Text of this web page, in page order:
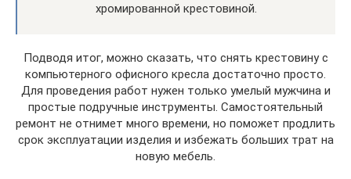
хромированной крестовиной.
Подводя итог, можно сказать, что снять крестовину с
компьютерного офисного кресла достаточно просто.
Для проведения работ нужен только умелый мужчина и
простые подручные инструменты. Самостоятельный
ремонт не отнимет много времени, но поможет продлить
срок эксплуатации изделия и избежать больших трат на
новую мебель.